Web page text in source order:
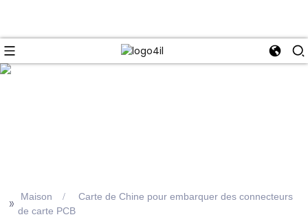
>> Maison
Carte de Chine pour embarquer des connecteurs
de carte PCB